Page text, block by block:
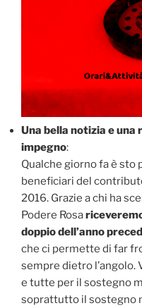
Una bella notizia e una
impegno:
Qualche giorno fa è sto
beneficiari del
2016. Grazie a chi ha
Podere Rosa
doppio dell’anno
che ci permette di far
sempre dietro
e tutte per il sostegno
soprattutto il sostegno